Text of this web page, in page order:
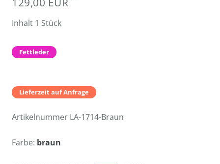
Inhalt 1 Stück
Fettleder
Lieferzeit auf Anfrage
Artikelnummer LA-1714-Braun
Farbe: braun